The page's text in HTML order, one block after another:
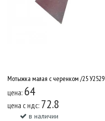
Мотыжка малая с черенком /25 У2529
цена: 64
цена c ндс: 72.8
в наличии